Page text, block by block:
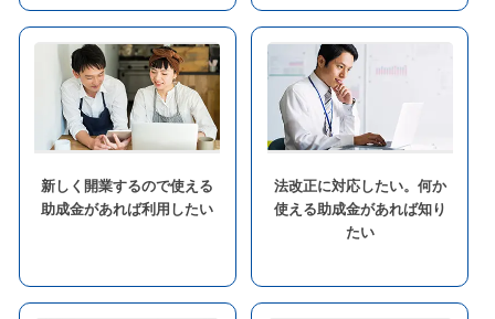
新しく開業するので使える
助成金があれば利用したい
法改正に対応したい。何か
使える助成金があれば知り
たい